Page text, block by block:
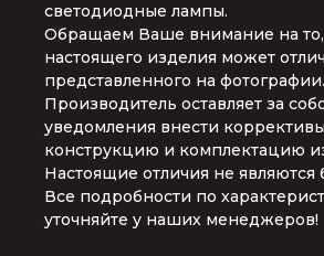
светодиодные лампы.
Обращаем Ваше внимание на то,
настоящего изделия может
представленного на фотографии.
Производитель оставляет за
уведомления внести
конструкцию и комплектацию
Настоящие отличия не являются
Все подробности по
уточняйте у наших менеджеров!